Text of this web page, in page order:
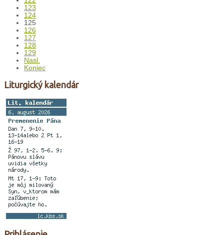
123
124
125
126
127
128
129
Nasl.
Koniec
Liturgický kalendár